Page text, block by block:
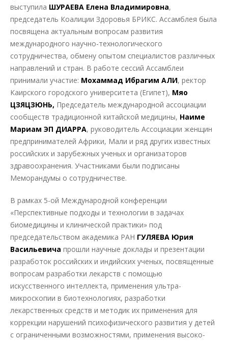
выступила ШУРАЕВА Елена Владимировна,
председатель Коалиции Здоровья БРИКС. Ассамблея была
посвящена актуальным вопросам развития
международного научно-технологического
сотрудничества, обмену опытом специалистов различных
направлений и стран. В работе сессий Ассамблеи
принимали участие: Мохаммад Ибрагим АЛИ, ректор
Каирского городского университета (Египет), Мяо
ЦЗЯЦЗЮНЬ, Председатель международной ассоциации
сообществ традиционной китайской медицины, Наиме
Мариам ЭП ДИАРРА, руководитель Ассоциации женщин
предпринимателей Африки, Мали и ряд других известных
российских и зарубежных ученых и организаторов
здравоохранения. Участниками были подписаны
Меморандумы о сотрудничестве.
В рамках 5-ой Международной конференции
«Перспективные подходы и технологии в задачах
биомедицины и клинической практики» под
председательством академика РАН ГУЛЯЕВА Юрия
Васильевича прошли научные доклады и презентации
разработок российских и индийских ученых, посвященные
вопросам разработки лекарств с помощью
искусственного интеллекта, применения ультра-
микроскопии в биотехнологиях, разработки
лекарственных средств и методик их применения для
коррекции нарушений психофизического развития у детей
с ограниченными возможностями, применения высоко-